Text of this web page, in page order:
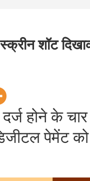
शॉट
होने के चार
पेमेंट को